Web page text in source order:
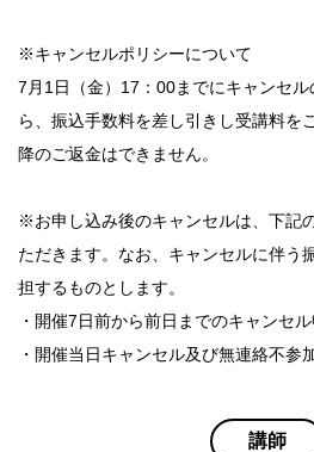
※キャンセルポリシーについて
7月1日（金）17：00までにキャンセ
ら、振込手数料を差し引きし受講料を
降のご返金はできません。
※お申し込み後のキャンセルは、下記
ただきます。なお、キャンセルに伴う
担するものとします。
・開催7日前から前日までのキャンセ
・開催当日キャンセル及び無連絡不参
講師